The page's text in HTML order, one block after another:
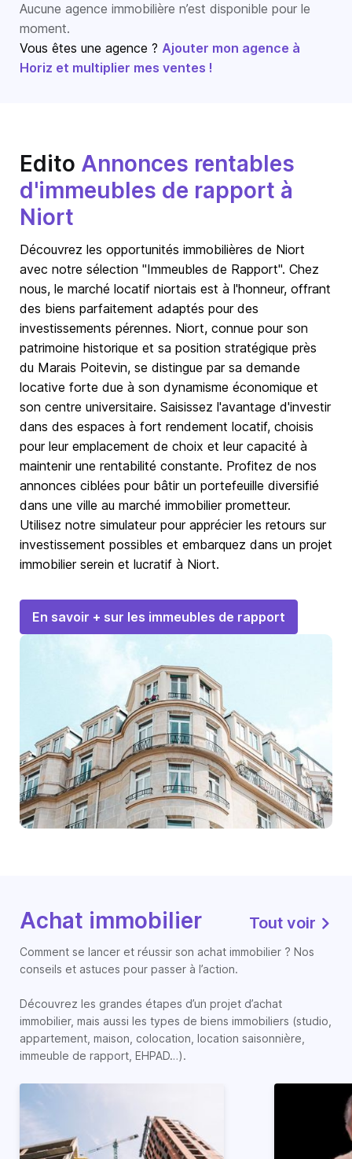
Aucune agence immobilière n’est disponible pour le
moment.
Vous êtes une agence ? Ajouter mon agence à
Horiz et multiplier mes ventes !
Edito Annonces rentables
d'immeubles de rapport à
Niort
Découvrez les opportunités immobilières de Niort
avec notre sélection "Immeubles de Rapport". Chez
nous, le marché locatif niortais est à l'honneur, offrant
des biens parfaitement adaptés pour des
investissements pérennes. Niort, connue pour son
patrimoine historique et sa position stratégique près
du Marais Poitevin, se distingue par sa demande
locative forte due à son dynamisme économique et
son centre universitaire. Saisissez l'avantage d'investir
dans des espaces à fort rendement locatif, choisis
pour leur emplacement de choix et leur capacité à
maintenir une rentabilité constante. Profitez de nos
annonces ciblées pour bâtir un portefeuille diversifié
dans une ville au marché immobilier prometteur.
Utilisez notre simulateur pour apprécier les retours sur
investissement possibles et embarquez dans un projet
immobilier serein et lucratif à Niort.
En savoir + sur les immeubles de rapport
Achat immobilier Tout voir
Comment se lancer et réussir son achat immobilier ? Nos
conseils et astuces pour passer à l’action.
Découvrez les grandes étapes d’un projet d’achat
immobilier, mais aussi les types de biens immobiliers (studio,
appartement, maison, colocation, location saisonnière,
immeuble de rapport, EHPAD…).